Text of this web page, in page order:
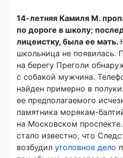
14-летняя Камиля М.
по дороге в школу;
лицеистку, была ее мать.
школьница не появилась.
на берегу Преголи
с собакой мужчина.
найден примерно в
ее предполагаемого
памятника морякам-
на Московском
стало известно, что
возбудил уголовное дело